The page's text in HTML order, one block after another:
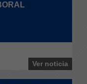
Ver noticia